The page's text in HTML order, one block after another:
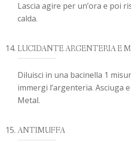
Lascia agire per un’ora e poi
calda.
LUCIDANTE ARGENTERIA E
Diluisci in una bacinella 1
immergi l’argenteria. Asciuga
Metal.
ANTIMUFFA